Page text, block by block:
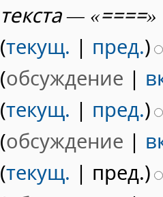
текста —
(текущ. | пред.)
(обсуждение |
(текущ. | пред.)
(обсуждение |
(текущ. | пред.)